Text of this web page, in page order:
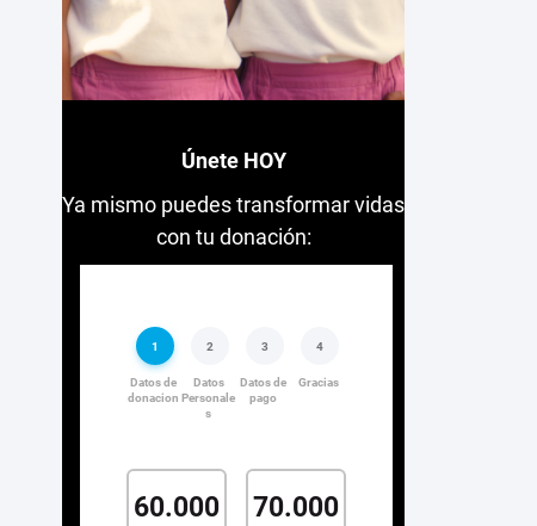
Únete HOY
Ya mismo puedes transformar vidas
con tu donación: